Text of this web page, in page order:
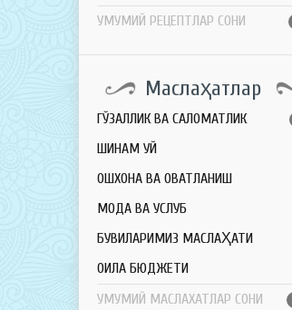
УМУМИЙ РЕЦЕПТЛАР СОНИ
Маслаҳатлар
ГЎЗАЛЛИК ВА САЛОМАТЛИК
ШИНАМ УЙ
ОШХОНА ВА ОВҚАТЛАНИШ
МОДА ВА УСЛУБ
БУВИЛАРИМИЗ МАСЛАҲАТИ
ОИЛА БЮДЖЕТИ
УМУМИЙ МАСЛАХАТЛАР СОНИ